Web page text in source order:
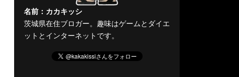
名前：カカキッシ
茨城県在住ブロガー。趣味はゲームとダイエ
ットとインターネットです。